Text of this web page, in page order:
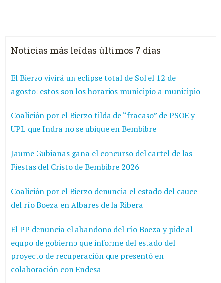
Noticias más leídas últimos 7 días
El Bierzo vivirá un eclipse total de Sol el 12 de
agosto: estos son los horarios municipio a municipio
Coalición por el Bierzo tilda de “fracaso” de PSOE y
UPL que Indra no se ubique en Bembibre
Jaume Gubianas gana el concurso del cartel de las
Fiestas del Cristo de Bembibre 2026
Coalición por el Bierzo denuncia el estado del cauce
del río Boeza en Albares de la Ribera
El PP denuncia el abandono del río Boeza y pide al
equpo de gobierno que informe del estado del
proyecto de recuperación que presentó en
colaboración con Endesa